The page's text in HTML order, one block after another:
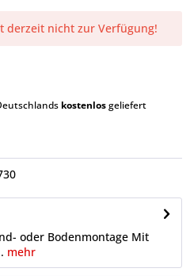
derzeit nicht zur Verfügung!
kostenlosgeliefert
oder Bodenmontage Mit
mehr